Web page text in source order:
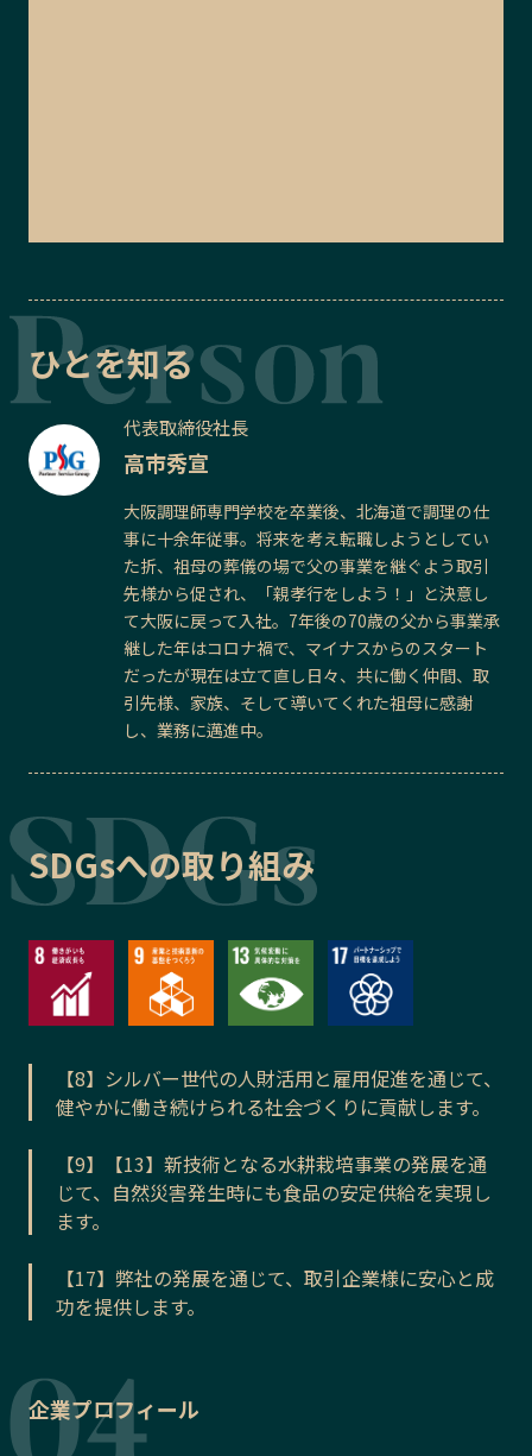
ひとを知る
代表取締役社長
高市秀宣
大阪調理師専門学校を卒業後、北海道で調理の仕
事に十余年従事。将来を考え転職しようとしてい
た折、祖母の葬儀の場で父の事業を継ぐよう取引
先様から促され、「親孝行をしよう！」と決意し
て大阪に戻って入社。7年後の70歳の父から事業承
継した年はコロナ禍で、マイナスからのスタート
だったが現在は立て直し日々、共に働く仲間、取
引先様、家族、そして導いてくれた祖母に感謝
し、業務に邁進中。
SDGsへの取り組み
【8】シルバー世代の人財活用と雇用促進を通じて、
健やかに働き続けられる社会づくりに貢献します。
【9】【13】新技術となる水耕栽培事業の発展を通
じて、自然災害発生時にも食品の安定供給を実現し
ます。
【17】弊社の発展を通じて、取引企業様に安心と成
功を提供します。
企業プロフィール